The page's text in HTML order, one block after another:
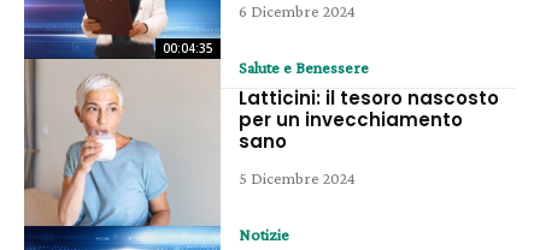
00:04:35
6 Dicembre 2024
Salute e Benessere
Latticini: il tesoro nascosto
per un invecchiamento
sano
5 Dicembre 2024
Notizie